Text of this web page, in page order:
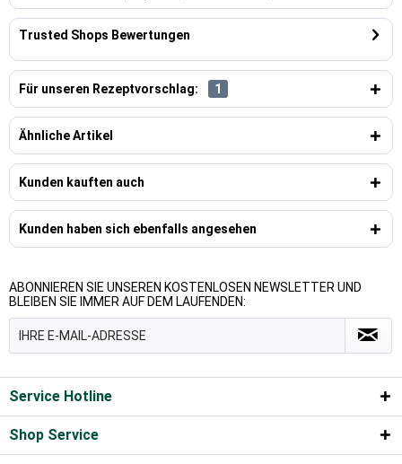
Trusted Shops Bewertungen
Für unseren Rezeptvorschlag: 1
Ähnliche Artikel
Kunden kauften auch
Kunden haben sich ebenfalls angesehen
ABONNIEREN SIE UNSEREN KOSTENLOSEN NEWSLETTER UND
BLEIBEN SIE IMMER AUF DEM LAUFENDEN:
Service Hotline
Shop Service